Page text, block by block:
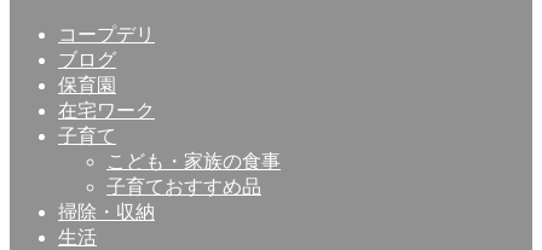
コープデリ
ブログ
保育園
在宅ワーク
子育て
こども・家族の食事
子育ておすすめ品
掃除・収納
生活